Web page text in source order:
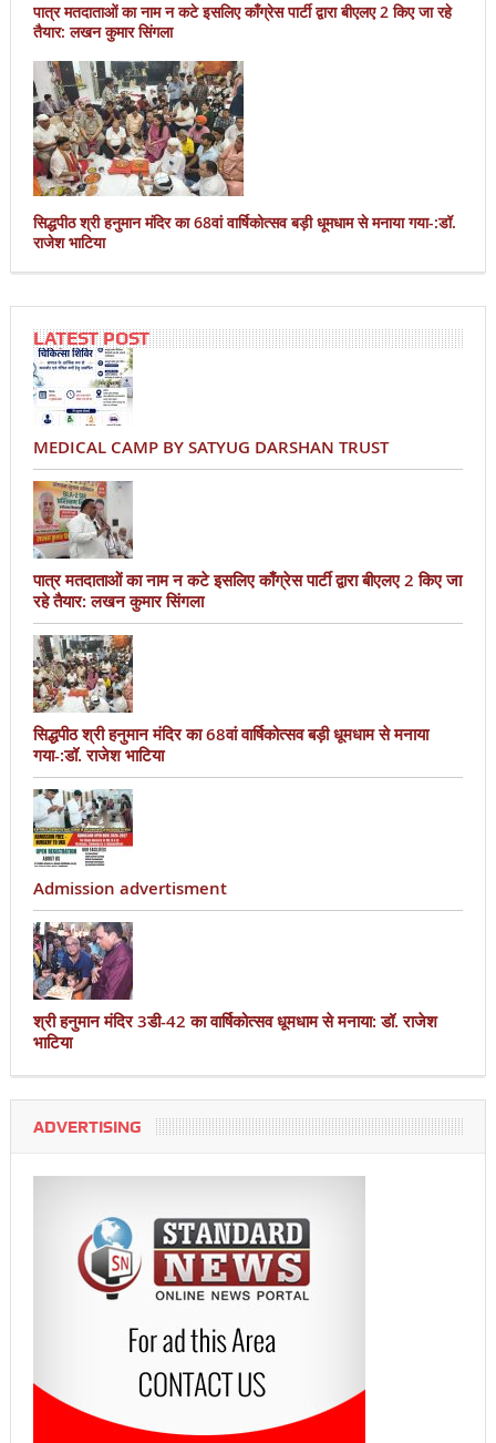
पात्र मतदाताओं का नाम न कटे इसलिए काँग्रेस पार्टी द्वारा बीएलए 2 किए जा रहे
तैयार: लखन कुमार सिंगला
सिद्धपीठ श्री हनुमान मंदिर का 68वां वार्षिकोत्सव बड़ी धूमधाम से मनाया गया-:डॉ.
राजेश भाटिया
LATEST POST
MEDICAL CAMP BY SATYUG DARSHAN TRUST
पात्र मतदाताओं का नाम न कटे इसलिए काँग्रेस पार्टी द्वारा बीएलए 2 किए जा
रहे तैयार: लखन कुमार सिंगला
सिद्धपीठ श्री हनुमान मंदिर का 68वां वार्षिकोत्सव बड़ी धूमधाम से मनाया
गया-:डॉ. राजेश भाटिया
Admission advertisment
श्री हनुमान मंदिर 3डी-42 का वार्षिकोत्सव धूमधाम से मनाया: डॉ. राजेश
भाटिया
ADVERTISING